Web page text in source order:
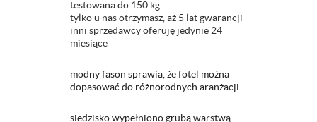
testowana do 150 kg
tylko u nas otrzymasz, aż 5 lat gwarancji -
inni sprzedawcy oferuję jedynie 24
miesiące
modny fason sprawia, że fotel można
dopasować do różnorodnych aranżacji.
siedzisko wypełniono grubą warstwą